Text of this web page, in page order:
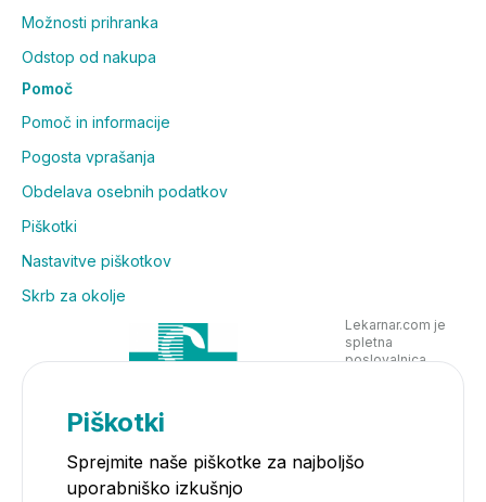
Možnosti prihranka
Odstop od nakupa
Pomoč
Pomoč in informacije
Pogosta vprašanja
Obdelava osebnih podatkov
Piškotki
Nastavitve piškotkov
Skrb za okolje
Lekarnar.com je
spletna
poslovalnica
Piškotki
Sprejmite naše piškotke za najboljšo
uporabniško izkušnjo